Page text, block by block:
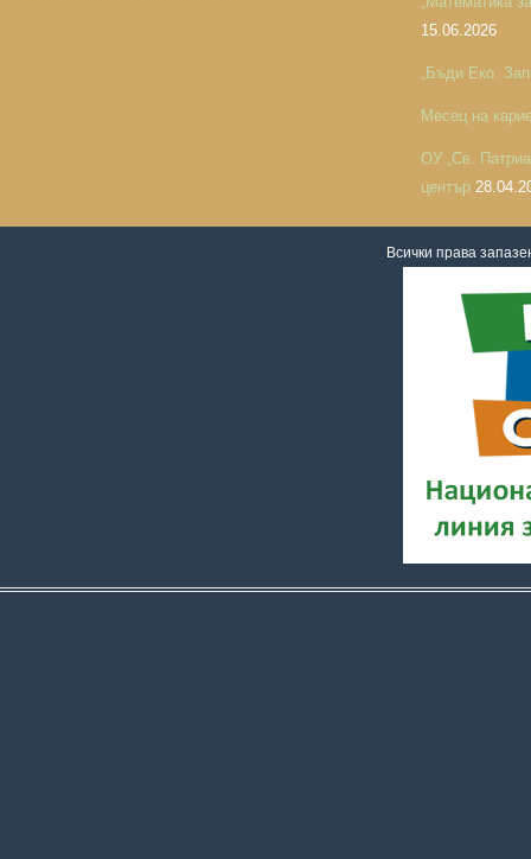
15.06.2026
„Бъди Еко.
Месец на
ОУ „Св.
център
Всички права